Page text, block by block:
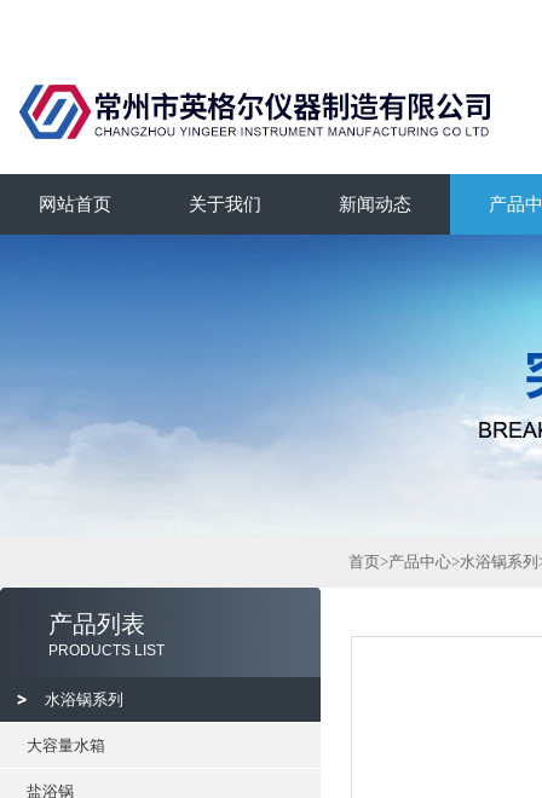
网站首页 关于我们 新闻动态 产品
产品列表
PRODUCTS LIST
水浴锅系列
大容量水箱
盐浴锅
首页>产品中心>水浴锅系列